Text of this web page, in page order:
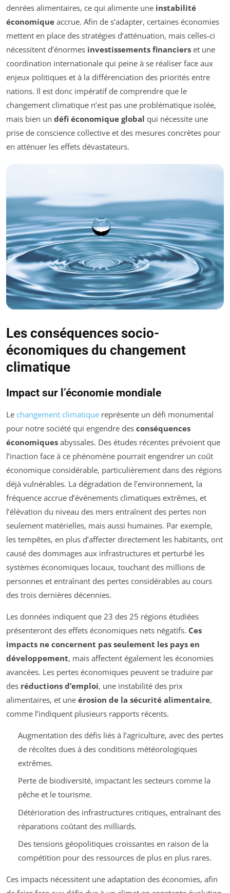
denrées alimentaires, ce qui alimente une instabilité
économique accrue. Afin de s’adapter, certaines économies
mettent en place des stratégies d’atténuation, mais celles-ci
nécessitent d’énormes investissements financiers et une
coordination internationale qui peine à se réaliser face aux
enjeux politiques et à la différenciation des priorités entre
nations. Il est donc impératif de comprendre que le
changement climatique n’est pas une problématique isolée,
mais bien un défi économique global qui nécessite une
prise de conscience collective et des mesures concrètes pour
en atténuer les effets dévastateurs.
Les conséquences socio-
économiques du changement
climatique
Impact sur l’économie mondiale
Le changement climatique représente un défi monumental
pour notre société qui engendre des conséquences
économiques abyssales. Des études récentes prévoient que
l’inaction face à ce phénomène pourrait engendrer un coût
économique considérable, particulièrement dans des régions
déjà vulnérables. La dégradation de l’environnement, la
fréquence accrue d’événements climatiques extrêmes, et
l’élévation du niveau des mers entraînent des pertes non
seulement matérielles, mais aussi humaines. Par exemple,
les tempêtes, en plus d’affecter directement les habitants, ont
causé des dommages aux infrastructures et perturbé les
systèmes économiques locaux, touchant des millions de
personnes et entraînant des pertes considérables au cours
des trois dernières décennies.
Les données indiquent que 23 des 25 régions étudiées
présenteront des effets économiques nets négatifs. Ces
impacts ne concernent pas seulement les pays en
développement, mais affectent également les économies
avancées. Les pertes économiques peuvent se traduire par
des réductions d’emploi, une instabilité des prix
alimentaires, et une érosion de la sécurité alimentaire,
comme l’indiquent plusieurs rapports récents.
Augmentation des défis liés à l’agriculture, avec des pertes
de récoltes dues à des conditions météorologiques
extrêmes.
Perte de biodiversité, impactant les secteurs comme la
pêche et le tourisme.
Détérioration des infrastructures critiques, entraînant des
réparations coûtant des milliards.
Des tensions géopolitiques croissantes en raison de la
compétition pour des ressources de plus en plus rares.
Ces impacts nécessitent une adaptation des économies, afin